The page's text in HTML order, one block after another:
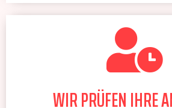
WIR PRÜFEN IHRE